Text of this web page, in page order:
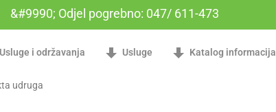
&#9990; Odjel pogrebno: 047/ 611-473
Usluge i održavanja Usluge Katalog informacija